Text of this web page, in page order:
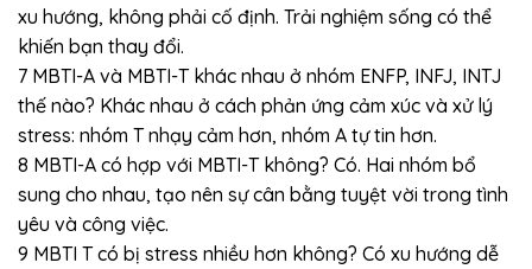
xu hướng, không phải cố định. Trải nghiệm sống có thể
khiến bạn thay đổi.
7 MBTI-A và MBTI-T khác nhau ở nhóm ENFP, INFJ, INTJ
thế nào? Khác nhau ở cách phản ứng cảm xúc và xử lý
stress: nhóm T nhạy cảm hơn, nhóm A tự tin hơn.
8 MBTI-A có hợp với MBTI-T không? Có. Hai nhóm bổ
sung cho nhau, tạo nên sự cân bằng tuyệt vời trong tình
yêu và công việc.
9 MBTI T có bị stress nhiều hơn không? Có xu hướng dễ